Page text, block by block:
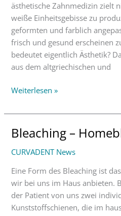
ästhetische Zahnmedizin zielt
weiße Einheitsgebisse zu
geformten und farblich
frisch und gesund erscheinen
bedeutet eigentlich Ästhetik?
aus dem altgriechischen und
Weiterlesen »
Bleaching –
CURVADENT News
Eine Form des Bleaching ist
wir bei uns im Haus anbieten.
der Patient von uns zwei
Kunststoffschienen, die im
Bleaching
Homebleaching